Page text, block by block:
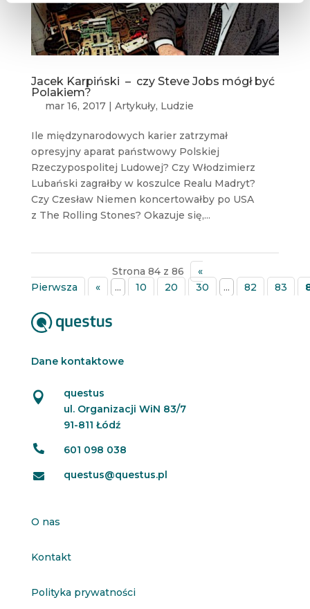
Jacek Karpiński – czy Steve Jobs mógł być
Polakiem?
mar 16, 2017| Artykuły, Ludzie
Ile międzynarodowych karier zatrzymał
opresyjny aparat państwowy Polskiej
Rzeczypospolitej Ludowej? Czy Włodzimierz
Lubański zagrałby w koszulce Realu Madryt?
Czy Czesław Niemen koncertowałby po USA
z The Rolling Stones? Okazuje się,...
Strona 84 z 86
«
Pierwsza
« ... 10 20 30 ... 82 83
Dane kontaktowe

questus
ul. Organizacji WiN 83/7
91-811 Łódź
 601 098 038
 questus@questus.pl
O nas
Kontakt
Polityka prywatności